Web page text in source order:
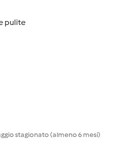
pulite
stagionato (almeno 6 mesi)